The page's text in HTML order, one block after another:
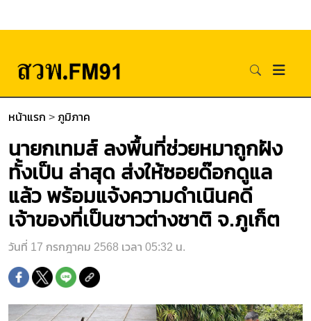
หน้าแรก > ภูมิภาค
นายกเทมส์ ลงพื้นที่ช่วยหมาถูกฝัง
ทั้งเป็น ล่าสุด ส่งให้ซอยด๊อกดูแล
แล้ว พร้อมแจ้งความดำเนินคดี
เจ้าของที่เป็นชาวต่างชาติ จ.ภูเก็ต
วันที่ 17 กรกฎาคม 2568 เวลา 05:32 น.